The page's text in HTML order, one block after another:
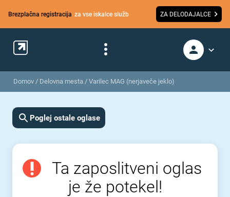
Brezplačna registracija za vse iskalce služb ZA DELODAJALCE
Domov / Delovna mesta / Varilec MAG (nerjaveče jeklo)
Poglej ostale oglase
Ta zaposlitveni oglas
je že potekel!